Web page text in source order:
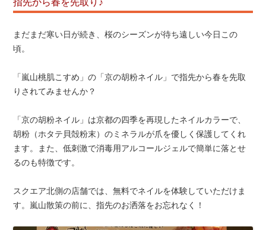
まだまだ寒い日が続き、桜のシーズンが待ち遠しい今日この
頃。
「嵐山桃肌こすめ」の「京の胡粉ネイル」で指先から春を先取
りされてみませんか？
「京の胡粉ネイル」は京都の四季を再現したネイルカラーで、
胡粉（ホタテ貝殻粉末）のミネラルが爪を優しく保護してくれ
ます。また、低刺激で消毒用アルコールジェルで簡単に落とせ
るのも特徴です。
スクエア北側の店舗では、無料でネイルを体験していただけま
す。嵐山散策の前に、指先のお洒落をお忘れなく！